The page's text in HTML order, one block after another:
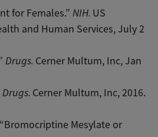
for Females.”NIH. US
and Human Services, July 2
Drugs. Cerner Multum, Inc, Jan
Drugs. Cerner Multum, Inc, 2016.
Mesylate or